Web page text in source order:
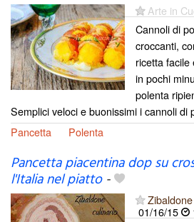
Arte in
Cannoli di
croccanti,
ricetta
in pochi
polenta
Semplici veloci e buonissimi i cannoli di
Pancetta
Polenta
Pancetta piacentina dop su
l'Italia nel piatto-
01/16/15